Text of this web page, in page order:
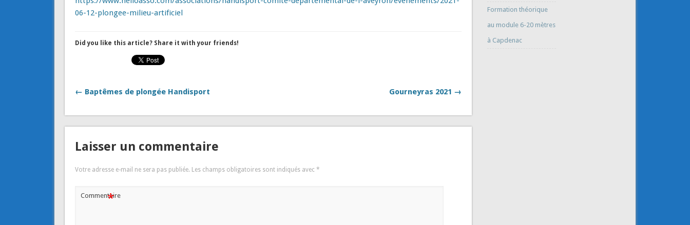
06-12-plongee-milieu-artificiel
Did you like this article? Share it with your friends!
← Baptêmes de plongée Handisport Gourneyras 2021 →
Laisser un commentaire
Votre adresse e-mail ne sera pas publiée. Les champs obligatoires sont indiqués avec *
Commentaire
*
Formation théorique
au module 6-20 mètres
à Capdenac